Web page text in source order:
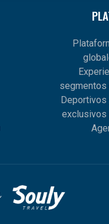
segmentos
exclusivos